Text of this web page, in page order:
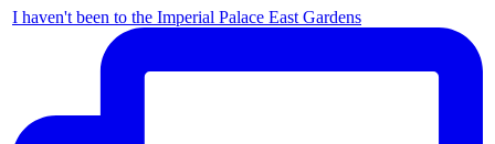
I haven't been to the Imperial Palace East Gardens